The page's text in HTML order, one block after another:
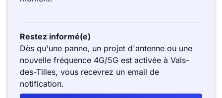
Restez informé(e)
Dès qu'une panne, un projet d'antenne ou une
nouvelle fréquence 4G/5G est activée à Vals-
des-Tilles, vous recevrez un email de
notification.